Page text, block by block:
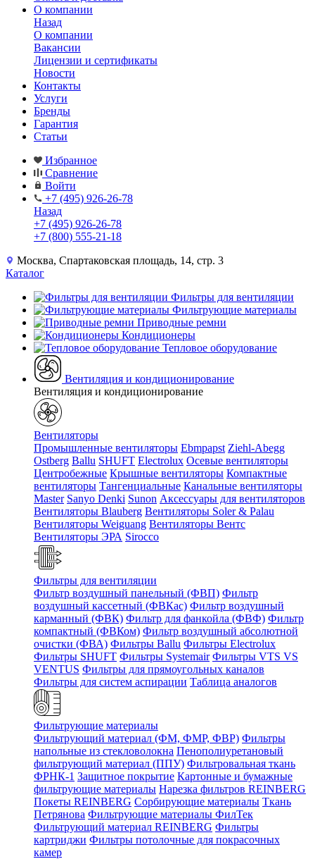
О компании
Назад
О компании
Вакансии
Лицензии и сертификаты
Новости
Контакты
Услуги
Бренды
Гарантия
Статьи
Избранное
Сравнение
Войти
+7 (495) 926-26-78
Назад
+7 (495) 926-26-78
+7 (800) 555-21-18
Москва, Спартаковская площадь, 14, стр. 3
Каталог
Фильтры для вентиляции
Фильтрующие материалы
Приводные ремни
Кондиционеры
Тепловое оборудование
Вентиляция и кондиционирование
Вентиляция и кондиционирование
Вентиляторы
Промышленные вентиляторы Ebmpapst Ziehl-Abegg
Ostberg Ballu SHUFT Electrolux Осевые вентиляторы
Центробежные Крышные вентиляторы Компактные
вентиляторы Тангенциальные Канальные вентиляторы
Master Sanyo Denki Sunon Аксессуары для вентиляторов
Вентиляторы Blauberg Вентиляторы Soler & Palau
Вентиляторы Weiguang Вентиляторы Вентс
Вентиляторы ЭРА Sirocco
Фильтры для вентиляции
Фильтр воздушный панельный (ФВП) Фильтр
воздушный кассетный (ФВКас) Фильтр воздушный
карманный (ФВК) Фильтр для фанкойла (ФВФ) Фильтр
компактный (ФВКом) Фильтр воздушный абсолютной
очистки (ФВА) Фильтры Ballu Фильтры Electrolux
Фильтры SHUFT Фильтры Systemair Фильтры VTS VS
VENTUS Фильтры для прямоугольных каналов
Фильтры для систем аспирации Таблица аналогов
Фильтрующие материалы
Фильтрующий материал (ФМ, ФМР, ФВР) Фильтры
напольные из стекловолокна Пенополиуретановый
фильтрующий материал (ППУ) Фильтровальная ткань
ФРНК-1 Защитное покрытие Картонные и бумажные
фильтрующие материалы Нарезка фильтров REINBERG
Покеты REINBERG Сорбирующие материалы Ткань
Петрянова Фильтрующие материалы ФилТек
Фильтрующий материал REINBERG Фильтры
картриджи Фильтры потолочные для покрасочных
камер